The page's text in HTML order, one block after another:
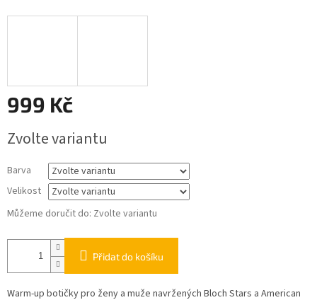
999 Kč
cena:
Zvolte variantu
Barva
Velikost
Můžeme doručit do: Zvolte variantu
Přidat do košíku
Warm-up botičky pro ženy a muže navržených Bloch Stars a American